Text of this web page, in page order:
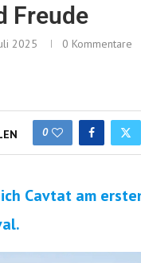
Freude
2025 0 Kommentare
0
Cavtat am